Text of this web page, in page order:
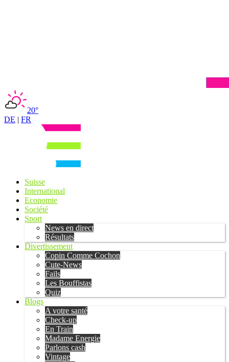
20°
DE | FR
Suisse
International
Economie
Société
Sport
News en direct
Résultats
Divertissement
Copin Comme Cochon
Cute-News
Fails
Les Bouffistas
Quiz
Blogs
A votre santé
Check-up
En Train
Madame Energie
Parlons cash
Vintage